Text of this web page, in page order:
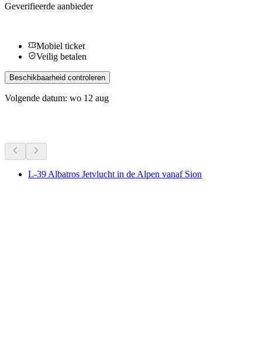
Geverifieerde aanbieder
Mobiel ticket
Veilig betalen
Beschikbaarheid controleren
Volgende datum: wo 12 aug
L-39 Albatros Jetvlucht in de Alpen vanaf Sion